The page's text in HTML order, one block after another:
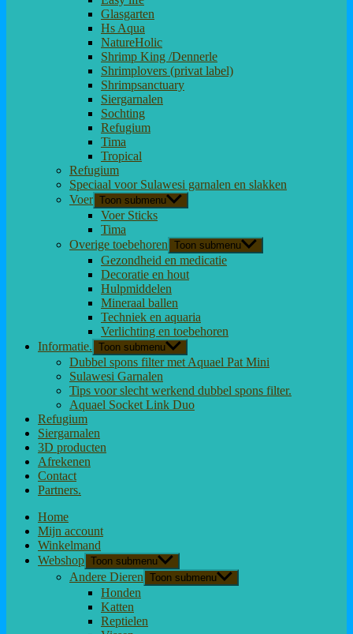
Glasgarten
Hs Aqua
NatureHolic
Shrimp King /Dennerle
Shrimplovers (privat label)
Shrimpsanctuary
Siergarnalen
Sochting
Refugium
Tima
Tropical
Refugium
Speciaal voor Sulawesi garnalen en slakken
Voer Toon submenu
Voer Sticks
Tima
Overige toebehoren Toon submenu
Gezondheid en medicatie
Decoratie en hout
Hulpmiddelen
Mineraal ballen
Techniek en aquaria
Verlichting en toebehoren
Informatie. Toon submenu
Dubbel spons filter met Aquael Pat Mini
Sulawesi Garnalen
Tips voor slecht werkend dubbel spons filter.
Aquael Socket Link Duo
Refugium
Siergarnalen
3D producten
Afrekenen
Contact
Partners.
Home
Mijn account
Winkelmand
Webshop Toon submenu
Andere Dieren Toon submenu
Honden
Katten
Reptielen